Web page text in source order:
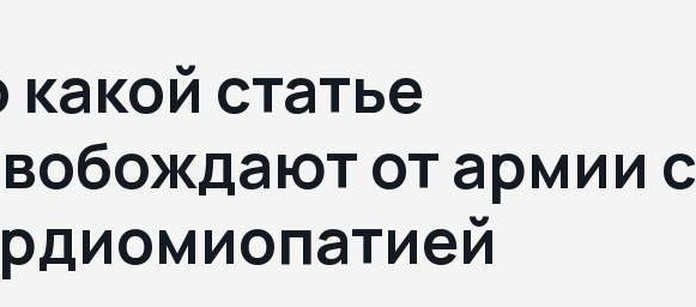
какой статье
от армии с